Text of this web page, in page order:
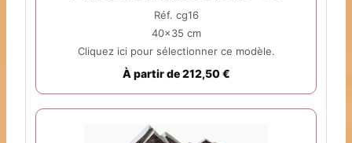
Réf. cg16
40x35 cm
Cliquez ici pour sélectionner ce modèle.
À partir de 212,50 €